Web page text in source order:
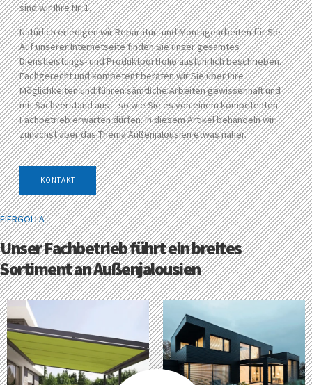
FIERGOLLA
Unser Fachbetrieb führt ein breites
Sortiment an Außenjalousien
sind wir Ihre Nr. 1.
Natürlich erledigen wir Reparatur- und Montagearbeiten für Sie.
Auf unserer Internetseite finden Sie unser gesamtes
Dienstleistungs- und Produktportfolio ausführlich beschrieben.
Fachgerecht und kompetent beraten wir Sie über Ihre
Möglichkeiten und führen sämtliche Arbeiten gewissenhaft und
mit Sachverstand aus – so wie Sie es von einem kompetenten
Fachbetrieb erwarten dürfen. In diesem Artikel behandeln wir
zunächst aber das Thema Außenjalousien etwas näher.
KONTAKT